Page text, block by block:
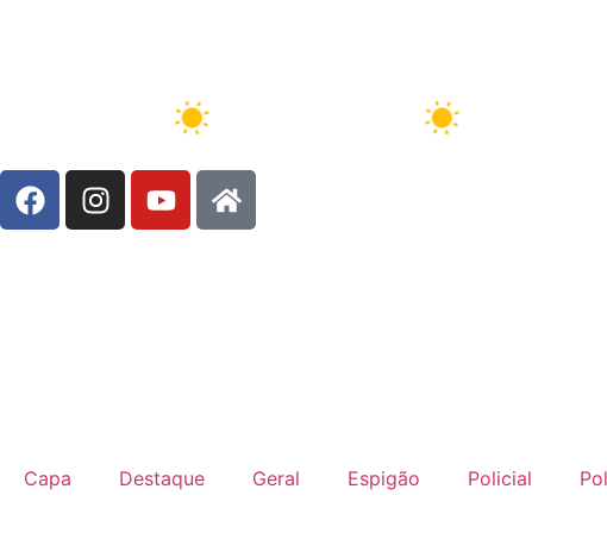
34°C 33°C
Capa Destaque Geral Espigão Policial